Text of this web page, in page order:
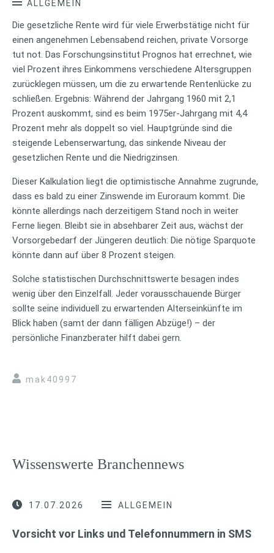
ALLGEMEIN
Die gesetzliche Rente wird für viele Erwerbstätige nicht für
einen angenehmen Lebensabend reichen, private Vorsorge
tut not. Das Forschungsinstitut Prognos hat errechnet, wie
viel Prozent ihres Einkommens verschiedene Altersgruppen
zurücklegen müssen, um die zu erwartende Rentenlücke zu
schließen. Ergebnis: Während der Jahrgang 1960 mit 2,1
Prozent auskommt, sind es beim 1975er-Jahrgang mit 4,4
Prozent mehr als doppelt so viel. Hauptgründe sind die
steigende Lebenserwartung, das sinkende Niveau der
gesetzlichen Rente und die Niedrigzinsen.
Dieser Kalkulation liegt die optimistische Annahme zugrunde,
dass es bald zu einer Zinswende im Euroraum kommt. Die
könnte allerdings nach derzeitigem Stand noch in weiter
Ferne liegen. Bleibt sie in absehbarer Zeit aus, wächst der
Vorsorgebedarf der Jüngeren deutlich: Die nötige Sparquote
könnte dann auf über 8 Prozent steigen.
Solche statistischen Durchschnittswerte besagen indes
wenig über den Einzelfall. Jeder vorausschauende Bürger
sollte seine individuell zu erwartenden Alterseinkünfte im
Blick haben (samt der dann fälligen Abzüge!) – der
persönliche Finanzberater hilft dabei gern.
mak40997
Wissenswerte Branchennews
17.07.2026 ALLGEMEIN
Vorsicht vor Links und Telefonnummern in SMS